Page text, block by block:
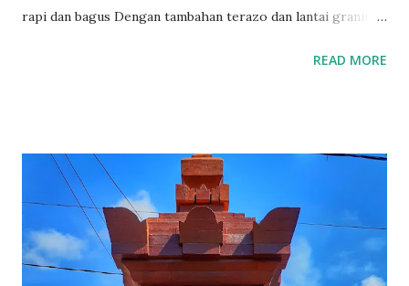
rapi dan bagus Dengan tambahan terazo dan lantai granit
kutus style bali ini sekitar 3 minggu dengan tenaga 3 orang
READ MORE